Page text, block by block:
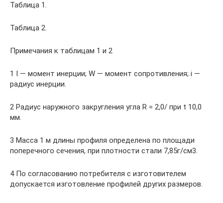
Таблица 1.
Таблица 2.
Примечания к таблицам 1 и 2
1 I — момент инерции; W — момент сопротивления; i —
радиус инерции.
2 Радиус наружного закругления угла R = 2,0/ при t 10,0
мм.
3 Масса 1 м длины профиля определена по площади
поперечного сечения, при плотности стали 7,85г/см3.
4 По согласованию потребителя с изготовителем
допускается изготовление профилей других размеров.